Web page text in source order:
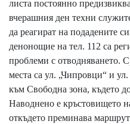
листа постоянно
вчерашния ден техни
да реагират на подадените
денонощие на тел. 112 са
проблеми с отводняването.
места са ул. „Чипровци“ и
към Свободна зона, където
Наводнено е кръстовището
откъдето преминава